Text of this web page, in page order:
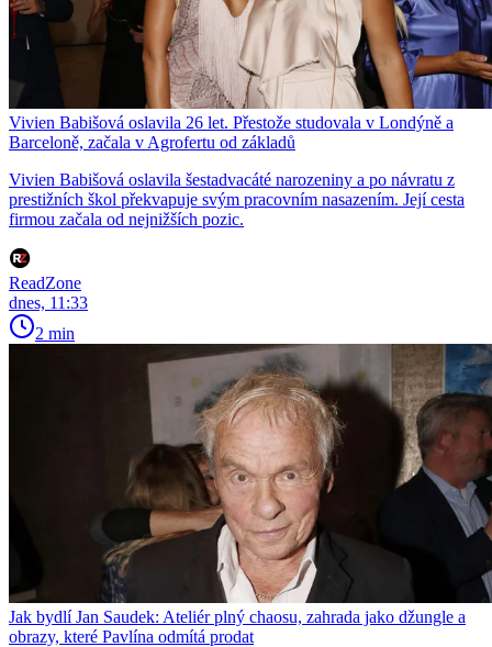
Vivien Babišová oslavila 26 let. Přestože studovala v Londýně a
Barceloně, začala v Agrofertu od základů
Vivien Babišová oslavila šestadvacáté narozeniny a po návratu z
prestižních škol překvapuje svým pracovním nasazením. Její cesta
firmou začala od nejnižších pozic.
ReadZone
dnes, 11:33
2 min
Jak bydlí Jan Saudek: Ateliér plný chaosu, zahrada jako džungle a
obrazy, které Pavlína odmítá prodat